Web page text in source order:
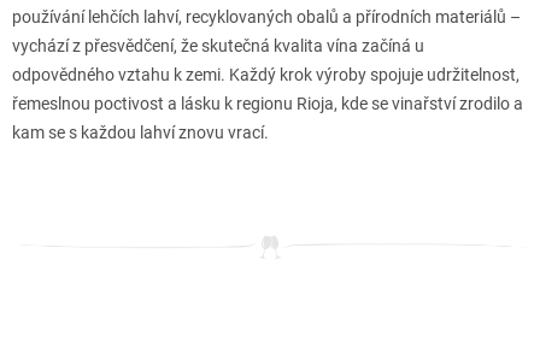
používání lehčích lahví, recyklovaných obalů a přírodních materiálů –
vychází z přesvědčení, že skutečná kvalita vína začíná u
odpovědného vztahu k zemi. Každý krok výroby spojuje udržitelnost,
řemeslnou poctivost a lásku k regionu Rioja, kde se vinařství zrodilo a
kam se s každou lahví znovu vrací.